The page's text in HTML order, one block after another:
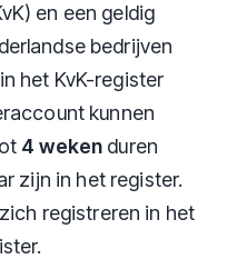
en een geldig
bedrijven
in het KvK-register
kunnen
4 weken duren
zijn in het register.
registreren in het